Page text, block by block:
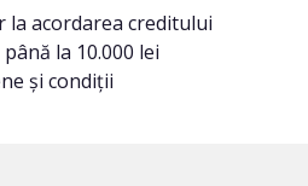
la acordarea creditului
la 10.000 lei
și condiții